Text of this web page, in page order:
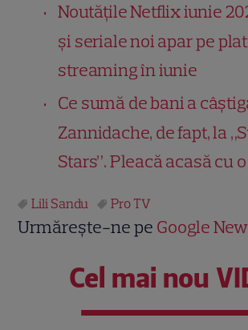
Noutățile Netflix iunie
și seriale noi apar pe
streaming în iunie
Ce sumă de bani a
Zannidache, de fapt, la
Stars”. Pleacă acasă cu
Lili Sandu Pro TV
Urmărește-ne pe Google
Cel mai nou